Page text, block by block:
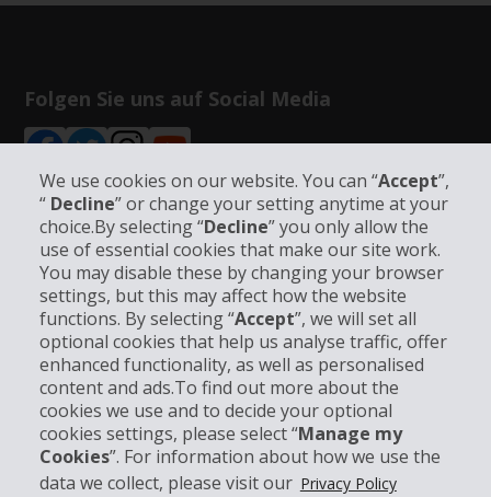
We use cookies on our website. You can “Accept”,
“ Decline” or change your setting anytime at your
choice.By selecting “Decline” you only allow the
use of essential cookies that make our site work.
You may disable these by changing your browser
settings, but this may affect how the website
functions. By selecting “Accept”, we will set all
optional cookies that help us analyse traffic, offer
enhanced functionality, as well as personalised
content and ads.To find out more about the
cookies we use and to decide your optional
cookies settings, please select “Manage my
Cookies”. For information about how we use the
data we collect, please visit our Privacy Policy
Folgen Sie uns auf Social Media
Unternehmensinformation
Partner
Kundenservice
Mieten bei Hertz